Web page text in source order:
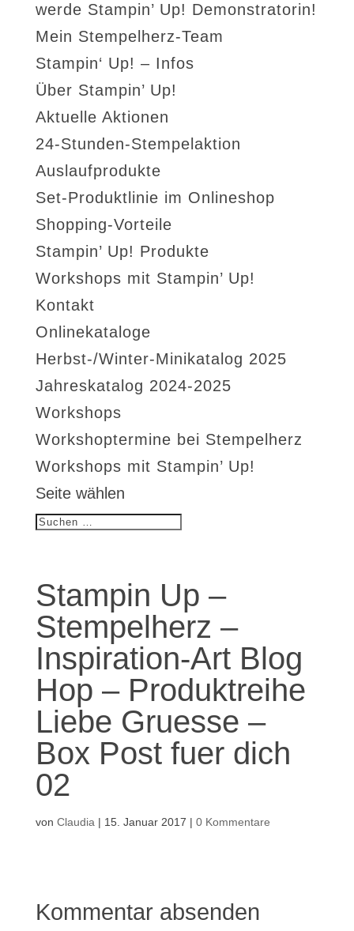
werde Stampin’ Up! Demonstratorin!
Mein Stempelherz-Team
Stampin‘ Up! – Infos
Über Stampin’ Up!
Aktuelle Aktionen
24-Stunden-Stempelaktion
Auslaufprodukte
Set-Produktlinie im Onlineshop
Shopping-Vorteile
Stampin’ Up! Produkte
Workshops mit Stampin’ Up!
Kontakt
Onlinekataloge
Herbst-/Winter-Minikatalog 2025
Jahreskatalog 2024-2025
Workshops
Workshoptermine bei Stempelherz
Workshops mit Stampin’ Up!
Seite wählen
Stampin Up –
Stempelherz –
Inspiration-Art Blog
Hop – Produktreihe
Liebe Gruesse –
Box Post fuer dich
02
von Claudia | 15. Januar 2017 | 0 Kommentare
Kommentar absenden